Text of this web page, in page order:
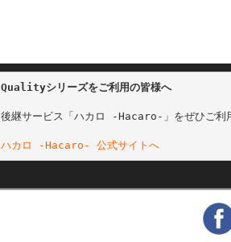
Qualityシリーズをご利用の皆様へ
後継サービス「ハカロ -Hacaro-」をぜひご利
ハカロ -Hacaro- 公式サイトへ